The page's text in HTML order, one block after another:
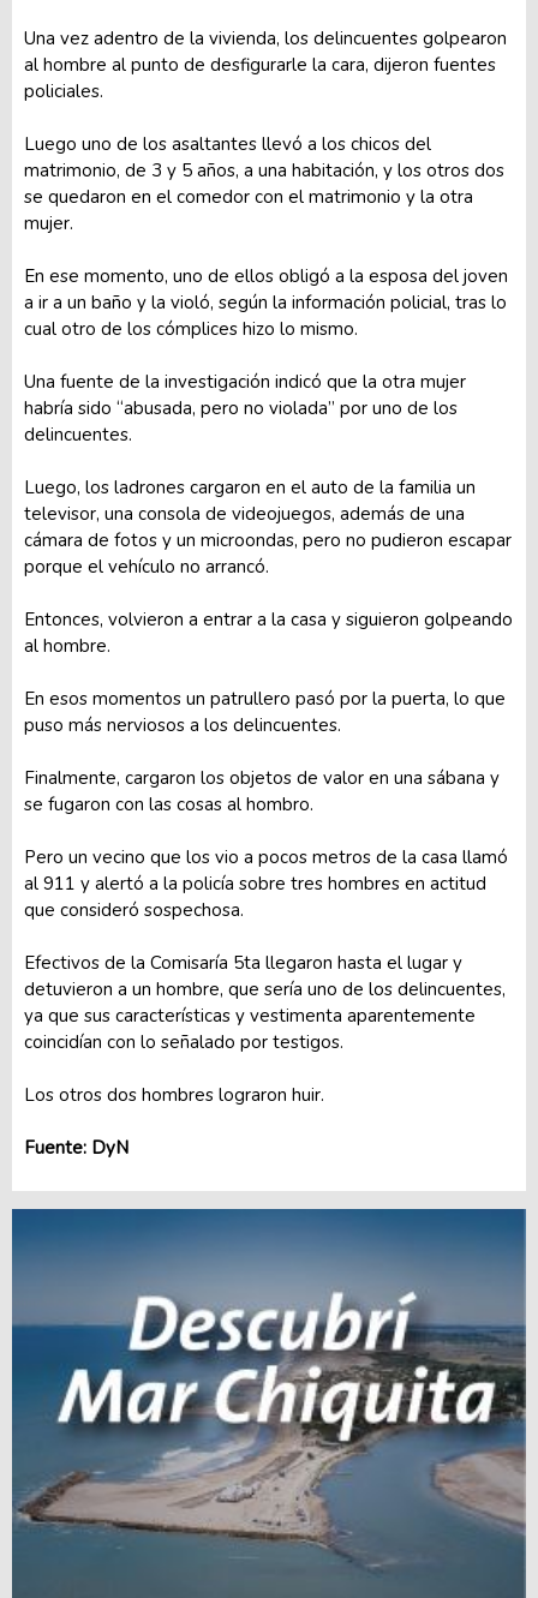
Una vez adentro de la vivienda, los delincuentes golpearon
al hombre al punto de desfigurarle la cara, dijeron fuentes
policiales.
Luego uno de los asaltantes llevó a los chicos del
matrimonio, de 3 y 5 años, a una habitación, y los otros dos
se quedaron en el comedor con el matrimonio y la otra
mujer.
En ese momento, uno de ellos obligó a la esposa del joven
a ir a un baño y la violó, según la información policial, tras lo
cual otro de los cómplices hizo lo mismo.
Una fuente de la investigación indicó que la otra mujer
habría sido “abusada, pero no violada” por uno de los
delincuentes.
Luego, los ladrones cargaron en el auto de la familia un
televisor, una consola de videojuegos, además de una
cámara de fotos y un microondas, pero no pudieron escapar
porque el vehículo no arrancó.
Entonces, volvieron a entrar a la casa y siguieron golpeando
al hombre.
En esos momentos un patrullero pasó por la puerta, lo que
puso más nerviosos a los delincuentes.
Finalmente, cargaron los objetos de valor en una sábana y
se fugaron con las cosas al hombro.
Pero un vecino que los vio a pocos metros de la casa llamó
al 911 y alertó a la policía sobre tres hombres en actitud
que consideró sospechosa.
Efectivos de la Comisaría 5ta llegaron hasta el lugar y
detuvieron a un hombre, que sería uno de los delincuentes,
ya que sus características y vestimenta aparentemente
coincidían con lo señalado por testigos.
Los otros dos hombres lograron huir.
Fuente: DyN